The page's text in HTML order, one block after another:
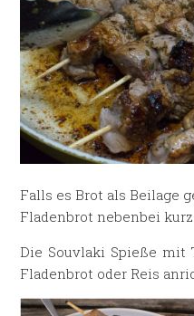
Falls es Brot als Beilage
Fladenbrot nebenbei
Die Souvlaki Spieße mit
Fladenbrot oder Reis